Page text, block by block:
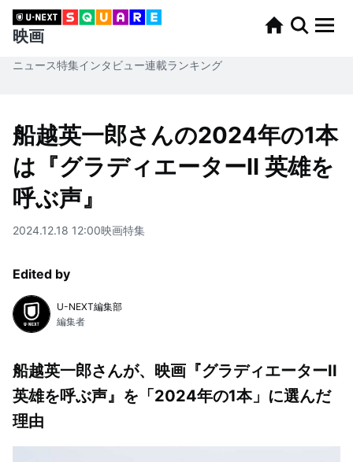
映画
ニュース特集インタビュー連載ランキング
船越英一郎さんの2024年の1本
は『グラディエーターII 英雄を
呼ぶ声』
2024.12.18 12:00映画特集
Edited by
U-NEXT編集部
編集者
船越英一郎さんが、映画『グラディエーターII
英雄を呼ぶ声』を「2024年の1本」に選んだ
理由